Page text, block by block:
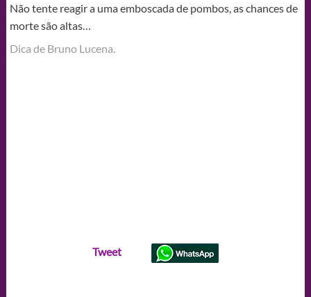
Não tente reagir a uma emboscada de pombos, as chances de
morte são altas…
Dica de Bruno Lucena.
Tweet